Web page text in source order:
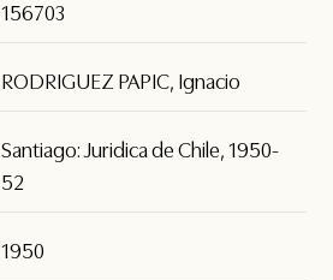
156703
RODRIGUEZ PAPIC, Ignacio
Santiago: Juridica de Chile, 1950-
52
1950